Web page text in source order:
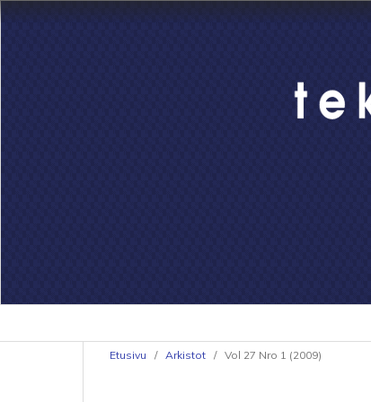
Etusivu / Arkistot / Vol 27 Nro 1 (2009)